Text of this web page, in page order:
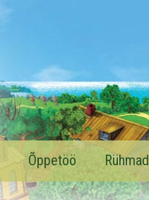
Õppetöö Rühmad